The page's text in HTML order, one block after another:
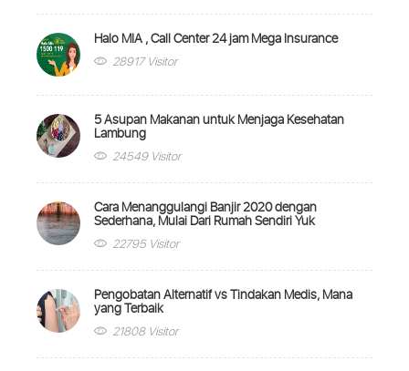
Halo MIA , Call Center 24 jam Mega Insurance
28917 Visitor
5 Asupan Makanan untuk Menjaga Kesehatan
Lambung
24549 Visitor
Cara Menanggulangi Banjir 2020 dengan
Sederhana, Mulai Dari Rumah Sendiri Yuk
22795 Visitor
Pengobatan Alternatif vs Tindakan Medis, Mana
yang Terbaik
21808 Visitor